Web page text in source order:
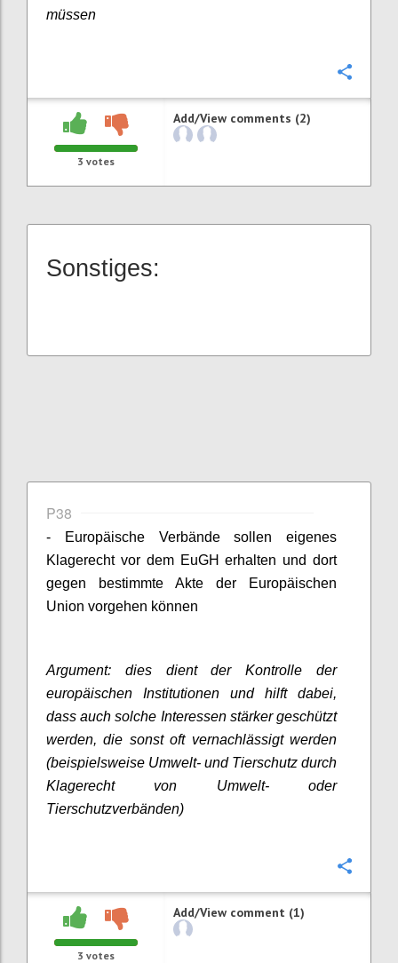
müssen
3 votes
Add/View comments (2)
Sonstiges:
P38
- Europäische Verbände sollen eigenes
Klagerecht vor dem EuGH erhalten und dort
gegen bestimmte Akte der Europäischen
Union vorgehen können
Argument: dies dient der Kontrolle der
europäischen Institutionen und hilft dabei,
dass auch solche Interessen stärker geschützt
werden, die sonst oft vernachlässigt werden
(beispielsweise Umwelt- und Tierschutz durch
Klagerecht von Umwelt- oder
Tierschutzverbänden)
3 votes
Add/View comment (1)